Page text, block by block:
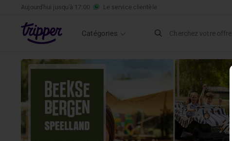
Aujourd'hui jusqu'à 17:00 Le service clientèle
Catégories Cherchez votre offre